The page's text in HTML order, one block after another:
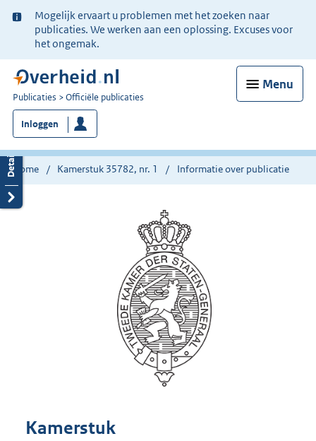
Ter
informatie:
Mogelijk ervaart u problemen met het zoeken naar
publicaties. We werken aan een oplossing. Excuses voor
het ongemak.
Menu
U
bent
nu
hier:
Publicaties Officiële publicaties
Inloggen
Home Kamerstuk 35782, nr. 1 Informatie over publicatie
Kamerstuk